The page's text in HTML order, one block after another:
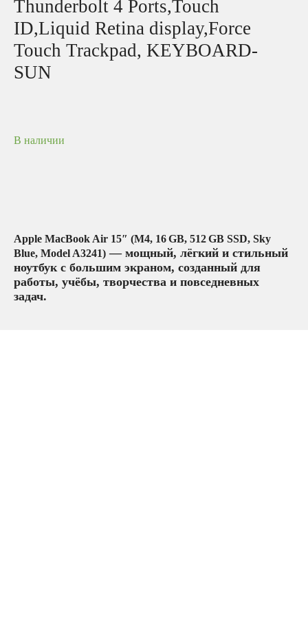
Thunderbolt 4 Ports,Touch
ID,Liquid Retina display,Force
Touch Trackpad, KEYBOARD-
SUN
В наличии
Apple MacBook Air 15″ (M4, 16 GB, 512 GB SSD, Sky
Blue, Model A3241) — мощный, лёгкий и стильный
ноутбук с большим экраном, созданный для
работы, учёбы, творчества и повседневных
задач.